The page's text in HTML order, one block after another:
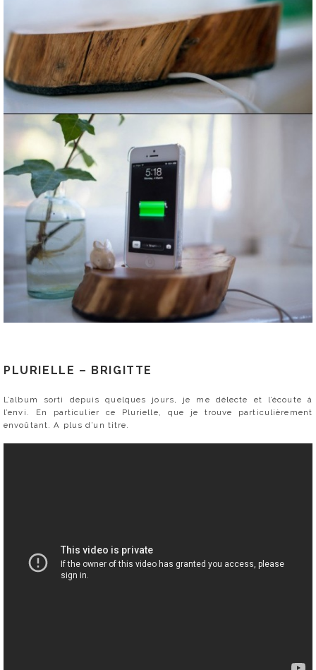
PLURIELLE – BRIGITTE
L’album sorti depuis quelques jours, je me délecte et l’écoute à
l’envi. En particulier ce Plurielle, que je trouve particulièrement
envoûtant. A plus d’un titre.